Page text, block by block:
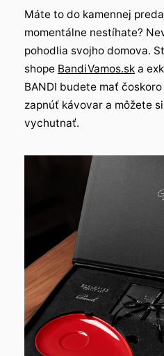
Máte to do kamennej
momentálne nestíhate?
pohodlia svojho domova.
shope BandiVamos.sk a
BANDI budete mať
zapnúť kávovar a môžete
vychutnať.